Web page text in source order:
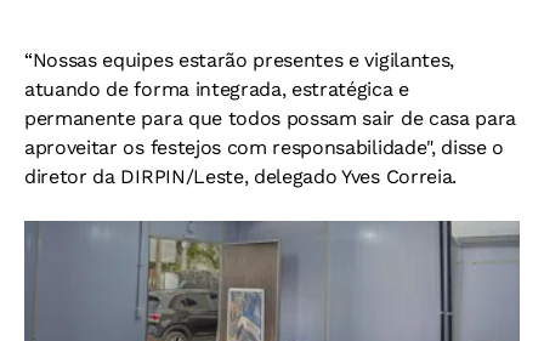
“Nossas equipes estarão presentes e vigilantes,
atuando de forma integrada, estratégica e
permanente para que todos possam sair de casa para
aproveitar os festejos com responsabilidade", disse o
diretor da DIRPIN/Leste, delegado Yves Correia.